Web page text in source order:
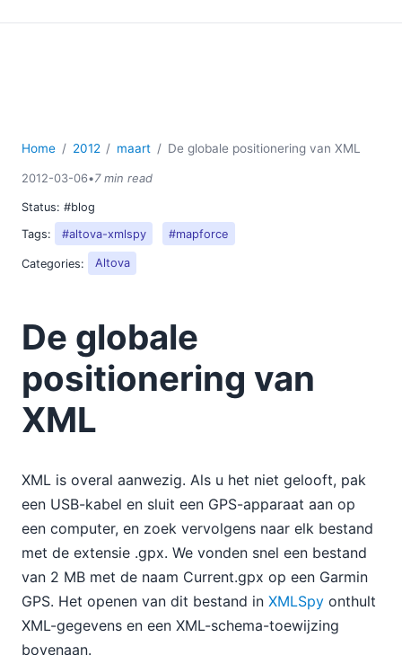
Home 2012 maart De globale positionering van XML
2012-03-06•7 min read
Status: #blog
Tags:
#altova-xmlspy #mapforce
Categories: Altova
De globale
positionering van
XML
XML is overal aanwezig. Als u het niet gelooft, pak
een USB-kabel en sluit een GPS-apparaat aan op
een computer, en zoek vervolgens naar elk bestand
met de extensie .gpx. We vonden snel een bestand
van 2 MB met de naam Current.gpx op een Garmin
GPS. Het openen van dit bestand in XMLSpy onthult
XML-gegevens en een XML-schema-toewijzing
bovenaan.